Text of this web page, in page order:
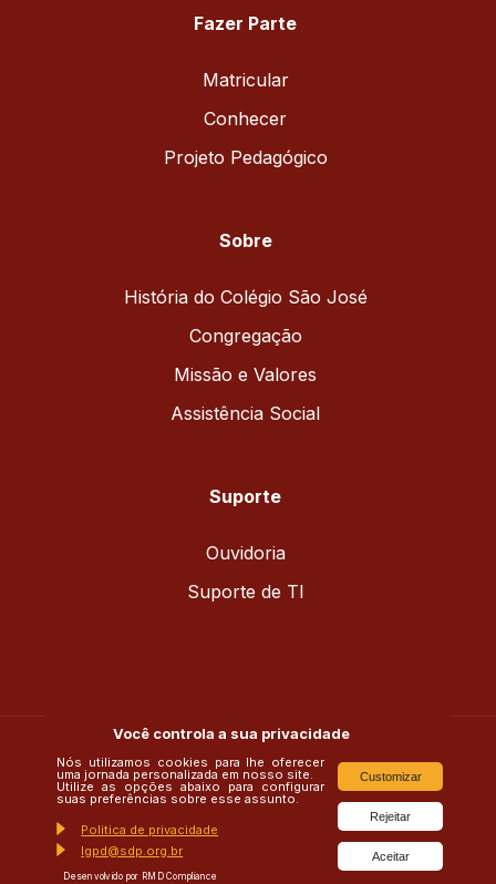
Fazer Parte
Matricular
Conhecer
Projeto Pedagógico
Sobre
História do Colégio São José
Congregação
Missão e Valores
Assistência Social
Suporte
Ouvidoria
Suporte de TI
insta/saojosetubarao
Sistema Acadêmico
Você controla a sua privacidade
Nós utilizamos cookies para lhe oferecer
uma jornada personalizada em nosso site.
Utilize as opções abaixo para configurar
suas preferências sobre esse assunto.
Politica de privacidade
lgpd@sdp.org.br
Customizar
Rejeitar
Aceitar
Desenvolvido por RMD Compliance